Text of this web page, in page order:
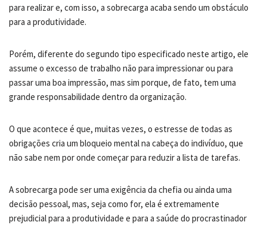
para realizar e, com isso, a sobrecarga acaba sendo um obstáculo
para a produtividade.
Porém, diferente do segundo tipo especificado neste artigo, ele
assume o excesso de trabalho não para impressionar ou para
passar uma boa impressão, mas sim porque, de fato, tem uma
grande responsabilidade dentro da organização.
O que acontece é que, muitas vezes, o estresse de todas as
obrigações cria um bloqueio mental na cabeça do indivíduo, que
não sabe nem por onde começar para reduzir a lista de tarefas.
A sobrecarga pode ser uma exigência da chefia ou ainda uma
decisão pessoal, mas, seja como for, ela é extremamente
prejudicial para a produtividade e para a saúde do procrastinador